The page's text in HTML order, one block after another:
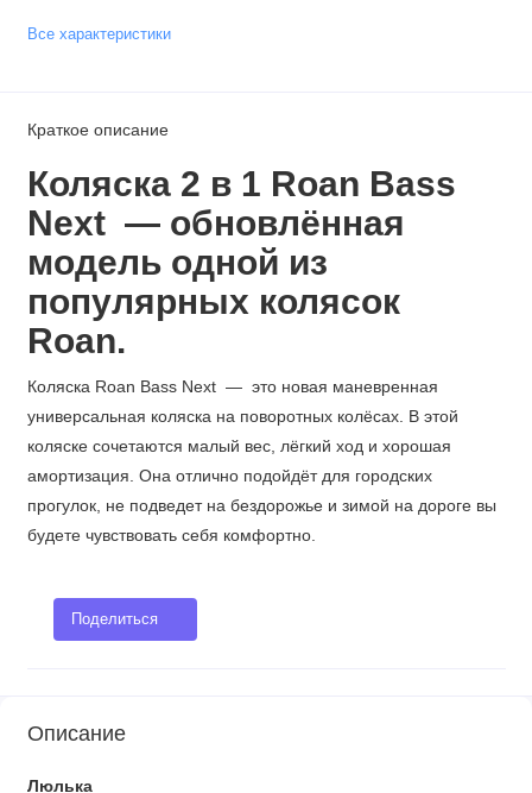
Все характеристики
Краткое описание
Коляска 2 в 1 Roan Bass
Next — обновлённая
модель одной из
популярных колясок
Roan.
Коляска Roan Bass Next — это новая маневренная
универсальная коляска на поворотных колёсах. В этой
коляске сочетаются малый вес, лёгкий ход и хорошая
амортизация. Она отлично подойдёт для городских
прогулок, не подведет на бездорожье и зимой на дороге вы
будете чувствовать себя комфортно.
Поделиться
Описание
Люлька